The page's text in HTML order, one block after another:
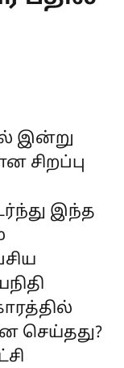
இன்று
சிறப்பு
இந்த
செய்தது?